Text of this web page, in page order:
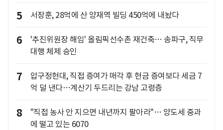
5 서장훈, 28억에 산 양재역 빌딩 450억에 내놨다
6
'추진위원장 해임' 올림픽선수촌 재건축… 송파구, 직무
대행 체제 승인
7
압구정현대, 직접 증여가 매각 후 현금 증여보다 세금 7
억 덜 낸다…계산기 두드리는 강남 고령층
8
"직접 농사 안 지으면 내년까지 팔아라"… 양도세 중과
에 떨고 있는 6070